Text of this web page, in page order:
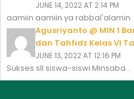
JUNE 14, 2022 AT 2:14 PM
aamiin aamiin ya rabbal'alamin
Agusriyanto @ MIN 1
dan Tahfidz Kelas VI
JUNE 13, 2022 AT 12:16 PM
Sukses sll siswa-siswi Minsaba...